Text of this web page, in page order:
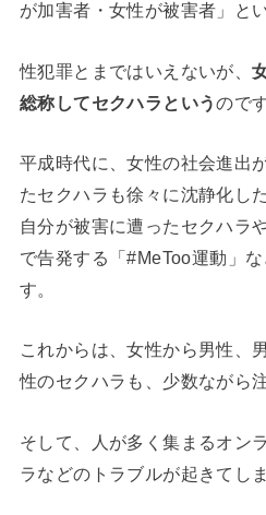
が加害者・女性が被害者」と
性犯罪とまではいえないが、
総称してセクハラというのです
平成時代に、女性の社会進出
たセクハラも徐々に沈静化し
自分が被害に遭ったセクハラ
で告発する「#MeToo運動」
す。
これからは、女性から男性、
性のセクハラも、少数ながら
そして、人が多く集まるオン
ラなどのトラブルが起きてし